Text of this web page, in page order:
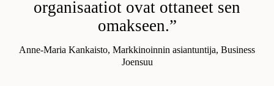
organisaatiot ovat ottaneet sen
omakseen.”
Anne-Maria Kankaisto, Markkinoinnin asiantuntija, Business
Joensuu